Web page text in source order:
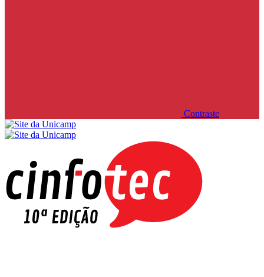
Contraste